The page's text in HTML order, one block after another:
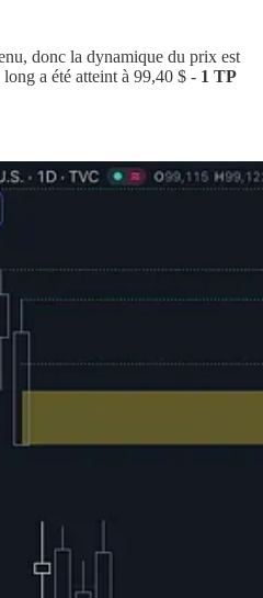
donc la dynamique du prix est
a été atteint à 99,40 $ - 1 TP